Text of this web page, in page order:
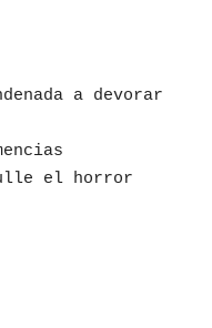
a devorar